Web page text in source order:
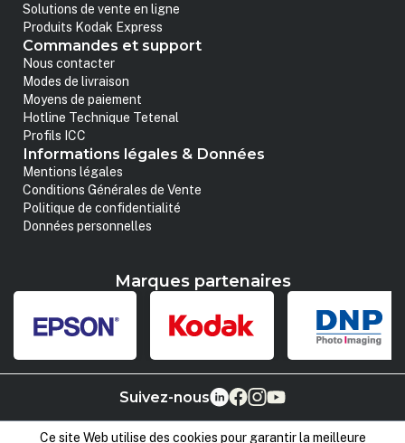
Solutions de vente en ligne
Produits Kodak Express
Commandes et support
Nous contacter
Modes de livraison
Moyens de paiement
Hotline Technique Tetenal
Profils ICC
Informations légales & Données
Mentions légales
Conditions Générales de Vente
Politique de confidentialité
Données personnelles
Marques partenaires
Suivez-nous
Ce site Web utilise des cookies pour garantir la meilleure